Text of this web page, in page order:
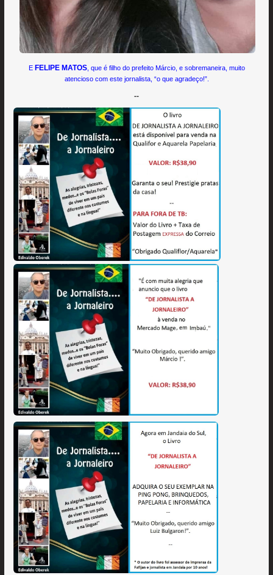
E FELIPE MATOS, que é filho do prefeito Márcio, e sobremaneira, muito
atencioso com este jornalista, “o que agradeço!”.
--